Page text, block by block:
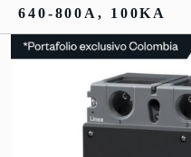
640-800A, 100KA